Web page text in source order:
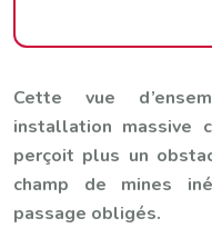
Cette vue
installation massive
perçoit plus un
champ de mines
passage obligés.